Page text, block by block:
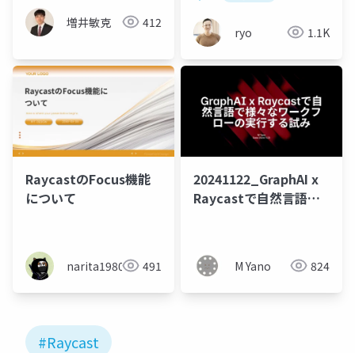
増井敏克 412
ryo 1.1K
RaycastのFocus機能
について
narita1980 491
20241122_GraphAI x
Raycastで自然言語で
M Yano 824
#Raycast